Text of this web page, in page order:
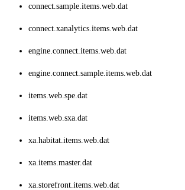
connect.sample.items.web.dat
connect.xanalytics.items.web.dat
engine.connect.items.web.dat
engine.connect.sample.items.web.dat
items.web.spe.dat
items.web.sxa.dat
xa.habitat.items.web.dat
xa.items.master.dat
xa.storefront.items.web.dat